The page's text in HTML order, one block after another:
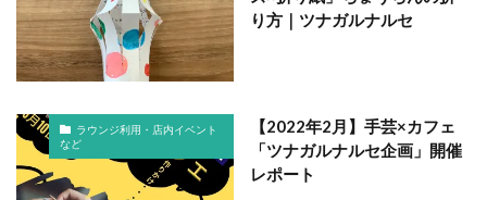
り方｜ツナガルナルセ
ラウンジ利用・店内イベント
など
【2022年2月】手芸×カフェ
「ツナガルナルセ企画」開催
レポート